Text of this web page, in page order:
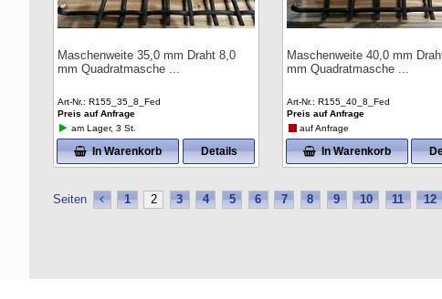
Maschenweite 35,0 mm Draht 8,0
mm Quadratmasche
Art-Nr. R155_35_8_Fed
Preis auf Anfrage
am Lager, 3 St.
In Warenkorb Details
Maschenweite 40,0 mm
mm Quadratmasche
Art-Nr.
R155_40_8_Fed
Preis auf Anfrage
auf Anfrage
In Warenkorb
Seiten 1 2 3 4 5 6 7 8 9 10 11 12